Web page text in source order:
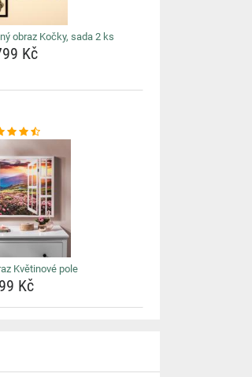
obraz Kočky, sada 2 ks
Kč
Květinové pole
Kč